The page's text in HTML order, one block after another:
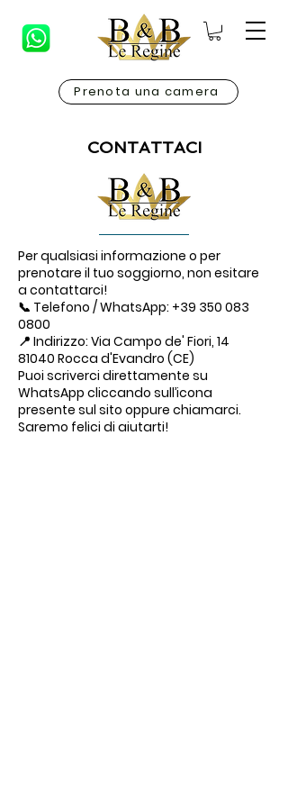
Prenota una camera
CONTATTACI
Per qualsiasi informazione o per
prenotare il tuo soggiorno, non esitare
a contattarci!
📞 Telefono / WhatsApp: +39 350 083
0800
📍 Indirizzo: Via Campo de' Fiori, 14
81040 Rocca d'Evandro (CE)
Puoi scriverci direttamente su
WhatsApp cliccando sull’icona
presente sul sito oppure chiamarci.
Saremo felici di aiutarti!